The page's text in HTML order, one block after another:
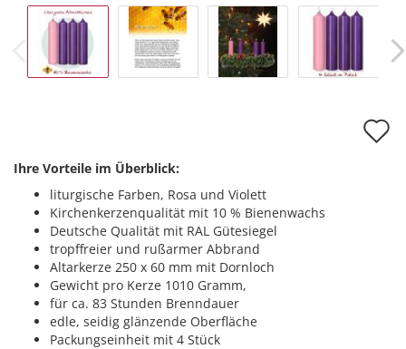
Ihre Vorteile im Überblick:
liturgische Farben, Rosa und Violett
Kirchenkerzenqualität mit 10 % Bienenwachs
Deutsche Qualität mit RAL Gütesiegel
tropffreier und rußarmer Abbrand
Altarkerze 250 x 60 mm mit Dornloch
Gewicht pro Kerze 1010 Gramm,
für ca. 83 Stunden Brenndauer
edle, seidig glänzende Oberfläche
Packungseinheit mit 4 Stück